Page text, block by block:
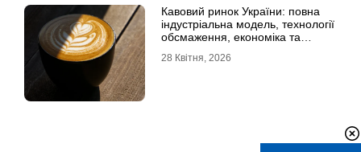
Кавовий ринок України: повна
індустріальна модель, технології
обсмаження, економіка та
28 Квітня, 2026